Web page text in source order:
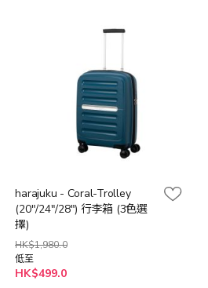
harajuku - Coral-Trolley
(20"/24"/28") 行李箱 (3色選
擇)
HK$1,980.0
低至
HK$499.0